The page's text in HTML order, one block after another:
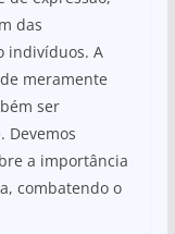
das
indivíduos. A
meramente
ser
Devemos
a importância
combatendo o